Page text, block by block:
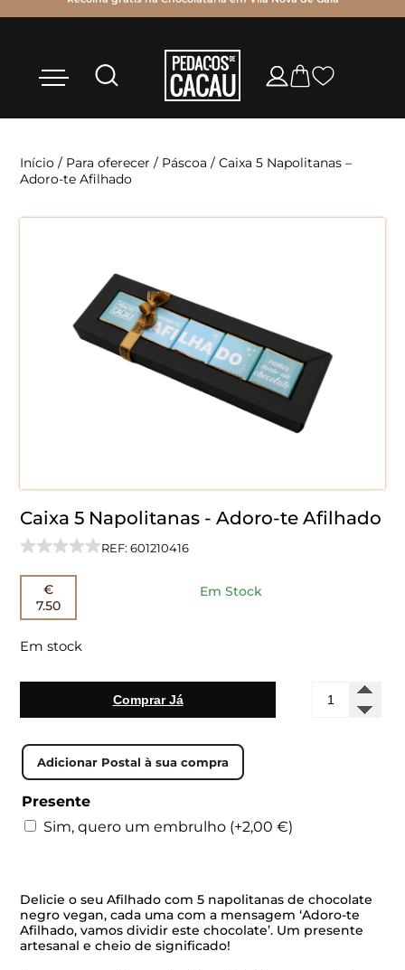
Início / Para oferecer / Páscoa / Caixa 5 Napolitanas –
Adoro-te Afilhado
Caixa 5 Napolitanas - Adoro-te Afilhado
REF: 601210416
€
7.50
Em Stock
Em stock
Comprar Já
Quantidade
de
Presente
Sim, quero um embrulho (+2,00€)
Delicie o seu Afilhado com 5 napolitanas de chocolate
negro vegan, cada uma com a mensagem ‘Adoro-te
Afilhado, vamos dividir este chocolate’. Um presente
artesanal e cheio de significado!